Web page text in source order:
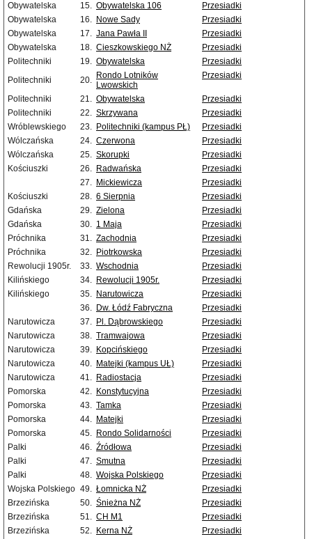
Obywatelska
15. Obywatelska 106
Przesiadki
Obywatelska
16. Nowe Sady
Przesiadki
Obywatelska
17. Jana Pawła II
Przesiadki
Obywatelska
18. Cieszkowskiego NŻ
Przesiadki
Politechniki
19. Obywatelska
Przesiadki
Politechniki
20. Rondo Lotników
Lwowskich
Przesiadki
Politechniki 21. Obywatelska
Przesiadki
Politechniki
22. Skrzywana
Przesiadki
Wróblewskiego
23. Politechniki (kampus PŁ)
Przesiadki
Wólczańska
24. Czerwona
Przesiadki
Wólczańska
25. Skorupki
Przesiadki
Kościuszki
26. Radwańska
Przesiadki
27. Mickiewicza
Przesiadki
Kościuszki
28. 6 Sierpnia
Przesiadki
Gdańska
29. Zielona
Przesiadki
Gdańska
30. 1 Maja
Przesiadki
Próchnika
31. Zachodnia
Przesiadki
Próchnika
32. Piotrkowska
Przesiadki
Rewolucji 1905r.
33. Wschodnia
Przesiadki
Kilińskiego
34. Rewolucji 1905r.
Przesiadki
Kilińskiego
35. Narutowicza
Przesiadki
36. Dw. Łódź Fabryczna
Przesiadki
Narutowicza
37. Pl. Dąbrowskiego
Przesiadki
Narutowicza
38. Tramwajowa
Przesiadki
Narutowicza
39. Kopcińskiego
Przesiadki
Narutowicza
40. Matejki (kampus UŁ)
Przesiadki
Narutowicza
41. Radiostacja
Przesiadki
Pomorska
42. Konstytucyjna
Przesiadki
Pomorska
43. Tamka
Przesiadki
Pomorska
44. Matejki
Przesiadki
Pomorska
45. Rondo Solidarności
Przesiadki
Palki
46. Źródłowa
Przesiadki
Palki
47. Smutna
Przesiadki
Palki
48. Wojska Polskiego
Przesiadki
Wojska Polskiego 49. Łomnicka NŻ
Przesiadki
Brzezińska
50. Śnieżna NŻ
Przesiadki
Brzezińska
51. CH M1
Przesiadki
Brzezińska
52. Kerna NŻ
Przesiadki